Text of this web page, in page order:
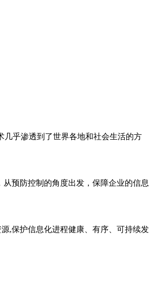
乎渗透到了世界各地和社会生活的方
预防控制的角度出发，保障企业的信息
,保护信息化进程健康、有序、可持续发